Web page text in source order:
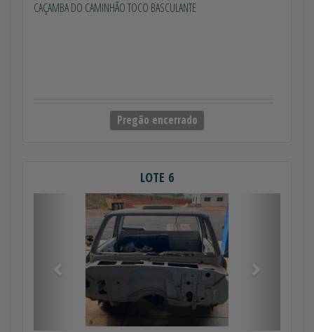
CAÇAMBA DO CAMINHÃO TOCO BASCULANTE
Pregão encerrado
LOTE 6